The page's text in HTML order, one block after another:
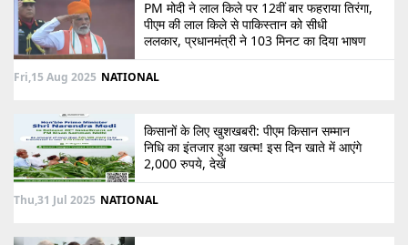
PM मोदी ने लाल किले पर 12वीं बार फहराया तिरंगा,
पीएम की लाल किले से पाकिस्तान को सीधी
ललकार, प्रधानमंत्री ने 103 मिनट का दिया भाषण
Fri,15 Aug 2025 NATIONAL
किसानों के लिए खुशखबरी: पीएम किसान सम्मान
निधि का इंतजार हुआ खत्म! इस दिन खाते में आएंगे
2,000 रुपये, देखें
Thu,31 Jul 2025 NATIONAL